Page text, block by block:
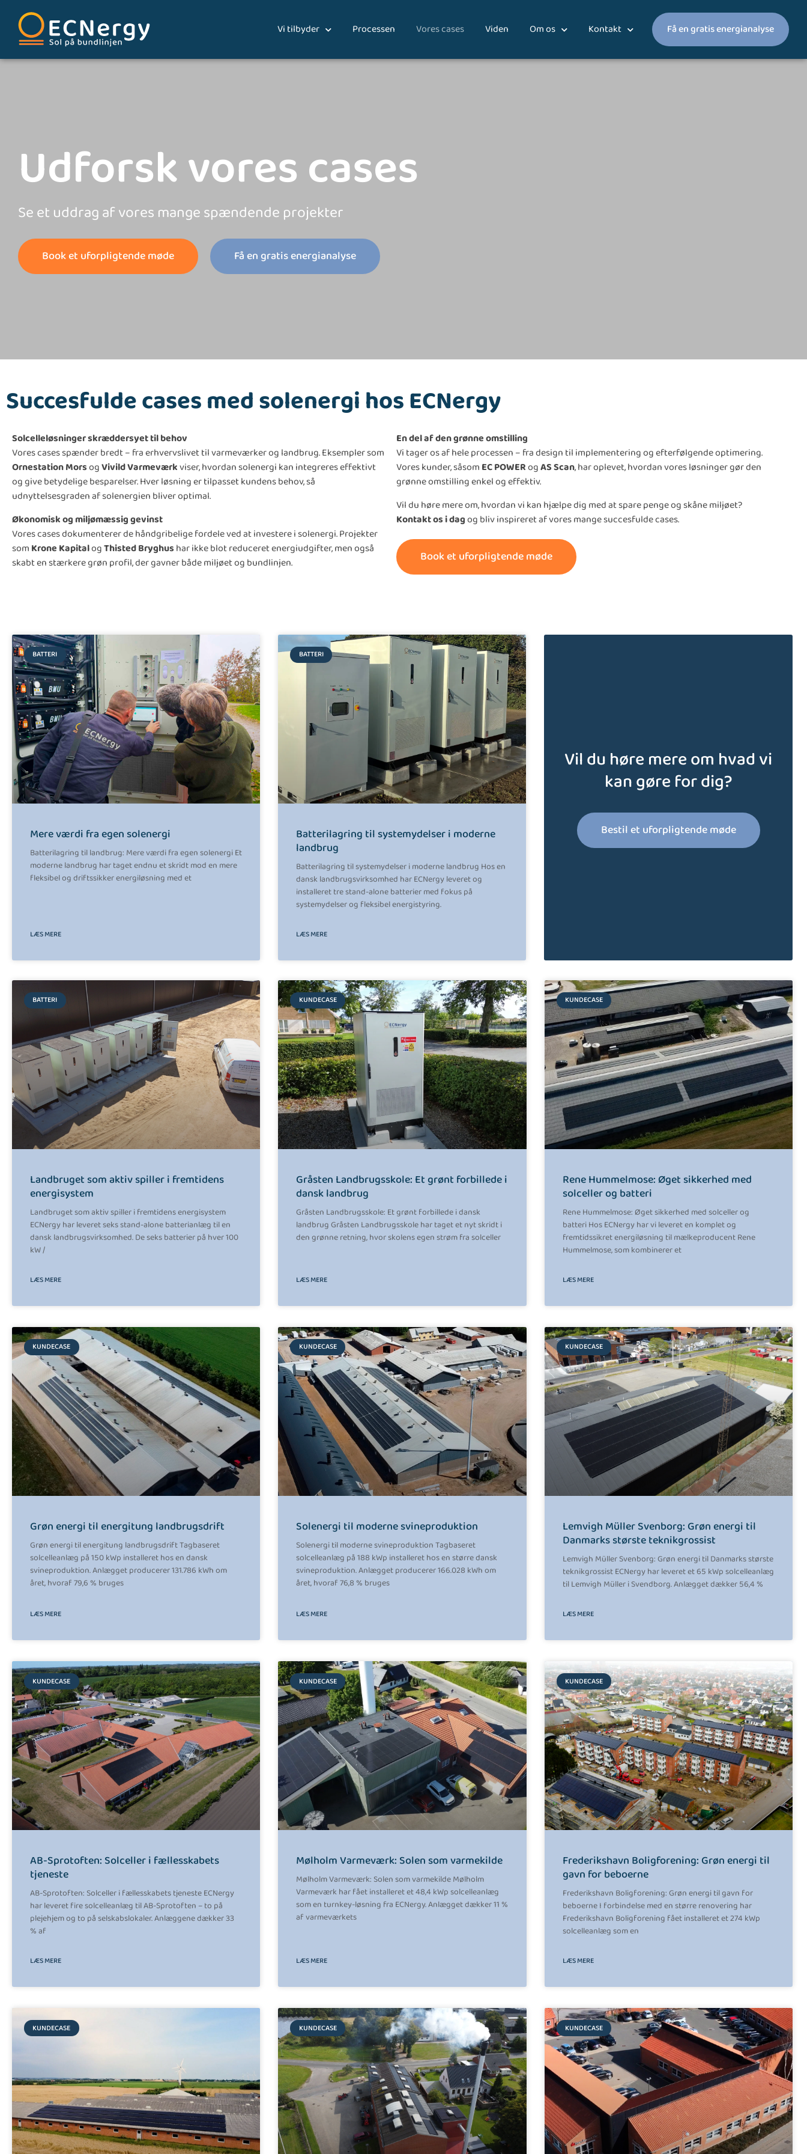
Vi tilbyder Processen Vores cases Viden Om os Kontakt Få en gratis energianalyse
Udforsk vores cases
Se et uddrag af vores mange spændende projekter
Book et uforpligtende møde Få en gratis energianalyse
Succesfulde cases med solenergi hos ECNergy
Solcelleløsninger skræddersyet til behov
Vores cases spænder bredt – fra erhvervslivet til varmeværker og landbrug. Eksempler som
Ornestation MorsogVivild Varmeværkviser, hvordan solenergi kan integreres effektivt
og give betydelige besparelser. Hver løsning er tilpasset kundens behov, så
udnyttelsesgraden af solenergien bliver optimal.
Økonomisk og miljømæssig gevinst
Vores cases dokumenterer de håndgribelige fordele ved at investere i solenergi. Projekter
som Krone KapitalogThisted Bryghus har ikke blot reduceret energiudgifter, men også
skabt en stærkere grøn profil, der gavner både miljøet og bundlinjen.
En del af den grønne omstilling
Vi tager os af hele processen – fra design til implementering og efterfølgende optimering.
Vores kunder, såsom EC POWERogAS Scan, har oplevet, hvordan vores løsninger gør den
grønne omstilling enkel og effektiv.
Vil du høre mere om, hvordan vi kan hjælpe dig med at spare penge og skåne miljøet?
Kontakt os i dagog bliv inspireret af vores mange succesfulde cases.
Book et uforpligtende møde
BATTERI
Mere værdi fra egen solenergi
Batterilagring til landbrug: Mere værdi fra egen solenergi Et
moderne landbrug har taget endnu et skridt mod en mere
fleksibel og driftssikker energiløsning med et
LÆS MERE
BATTERI
Batterilagring til systemydelser i moderne
landbrug
Batterilagring til systemydelser i moderne landbrug Hos en
dansk landbrugsvirksomhed har ECNergy leveret og
installeret tre stand-alone batterier med fokus på
systemydelser og fleksibel energistyring.
LÆS MERE
Vil du høre mere om hvad vi
kan gøre for dig?
Bestil et uforpligtende møde
BATTERI
Landbruget som aktiv spiller i fremtidens
energisystem
Landbruget som aktiv spiller i fremtidens energisystem
ECNergy har leveret seks stand-alone batterianlæg til en
dansk landbrugsvirksomhed. De seks batterier på hver 100
kW /
LÆS MERE
KUNDECASE
Gråsten Landbrugsskole: Et grønt forbillede i
dansk landbrug
Gråsten Landbrugsskole: Et grønt forbillede i dansk
landbrug Gråsten Landbrugsskole har taget et nyt skridt i
den grønne retning, hvor skolens egen strøm fra solceller
LÆS MERE
KUNDECASE
Rene Hummelmose: Øget sikkerhed med
solceller og batteri
Rene Hummelmose: Øget sikkerhed med solceller og
batteri Hos ECNergy har vi leveret en komplet og
fremtidssikret energiløsning til mælkeproducent Rene
Hummelmose, som kombinerer et
LÆS MERE
KUNDECASE
Grøn energi til energitung landbrugsdrift
Grøn energi til energitung landbrugsdrift Tagbaseret
solcelleanlæg på 150 kWp installeret hos en dansk
svineproduktion. Anlægget producerer 131.786 kWh om
året, hvoraf 79,6 % bruges
LÆS MERE
KUNDECASE
Solenergi til moderne svineproduktion
Solenergi til moderne svineproduktion Tagbaseret
solcelleanlæg på 188 kWp installeret hos en større dansk
svineproduktion. Anlægget producerer 166.028 kWh om
året, hvoraf 76,8 % bruges
LÆS MERE
KUNDECASE
Lemvigh Müller Svenborg: Grøn energi til
Danmarks største teknikgrossist
Lemvigh Müller Svenborg: Grøn energi til Danmarks største
teknikgrossist ECNergy har leveret et 65 kWp solcelleanlæg
til Lemvigh Müller i Svendborg. Anlægget dækker 56,4 %
LÆS MERE
KUNDECASE
AB-Sprotoften: Solceller i fællesskabets
tjeneste
AB-Sprotoften: Solceller i fællesskabets tjeneste ECNergy
har leveret fire solcelleanlæg til AB-Sprotoften – to på
plejehjem og to på selskabslokaler. Anlæggene dækker 33
% af
LÆS MERE
KUNDECASE
Mølholm Varmeværk: Solen som varmekilde
Mølholm Varmeværk: Solen som varmekilde Mølholm
Varmeværk har fået installeret et 48,4 kWp solcelleanlæg
som en turnkey-løsning fra ECNergy. Anlægget dækker 11 %
af varmeværkets
LÆS MERE
KUNDECASE
Frederikshavn Boligforening: Grøn energi til
gavn for beboerne
Frederikshavn Boligforening: Grøn energi til gavn for
beboerne I forbindelse med en større renovering har
Frederikshavn Boligforening fået installeret et 274 kWp
solcelleanlæg som en
LÆS MERE
KUNDECASE KUNDECASE KUNDECASE